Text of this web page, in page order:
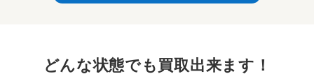
どんな状態でも買取出来ます！